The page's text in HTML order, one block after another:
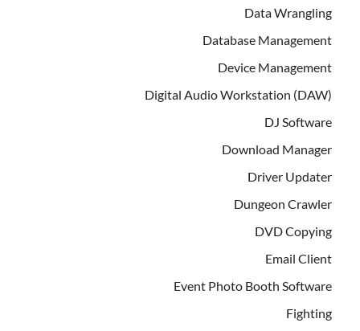
Data Wrangling
Database Management
Device Management
Digital Audio Workstation (DAW)
DJ Software
Download Manager
Driver Updater
Dungeon Crawler
DVD Copying
Email Client
Event Photo Booth Software
Fighting